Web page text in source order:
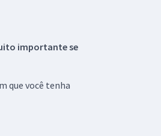
importante se
que você tenha